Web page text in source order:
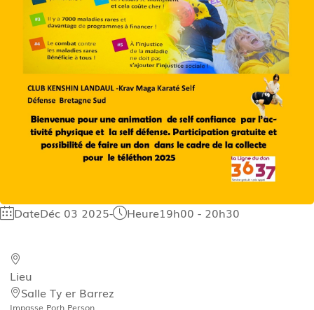
DateDéc 03 2025- Heure19h00 - 20h30
Lieu
Salle Ty er Barrez
Impasse Porh Person